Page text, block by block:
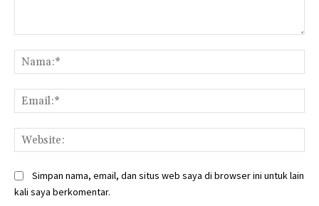
Simpan nama, email, dan situs web saya di browser ini untuk lain
kali saya berkomentar.